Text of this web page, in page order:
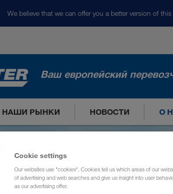
We believe that we can offer you a better version of
Ваш европейский
НАШИ РЫНКИ НОВОСТИ О
Cookie settings
Our websites use "cookies". Cookies tell us which areas of our
of advertising and web searches and give us insight into user
as our advertising offer.